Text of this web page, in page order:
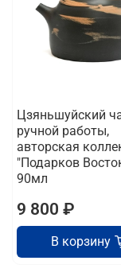
Цзяньшуйский
ручной работы,
авторская
"Подарков
90мл
9 800 ₽
В корзину